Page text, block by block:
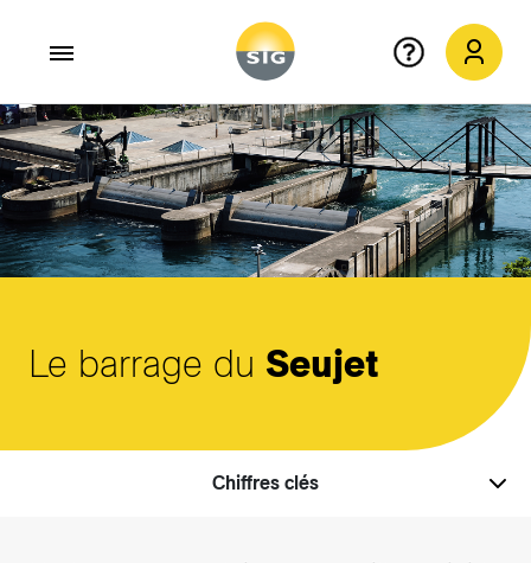
Aller au contenu principal
Le barrage du Seujet
Chiffres clés